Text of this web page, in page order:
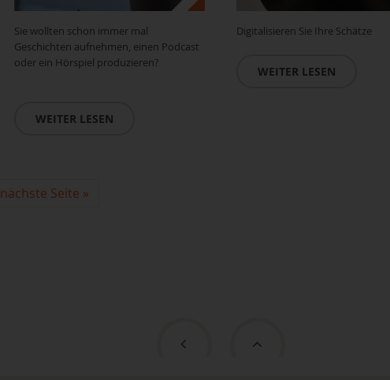
Sie wollten schon immer mal
Geschichten aufnehmen, einen Podcast
oder ein Hörspiel produzieren?
WEITER LESEN
Digitalisieren Sie Ihre Schätze
WEITER LESEN
nächste Seite »